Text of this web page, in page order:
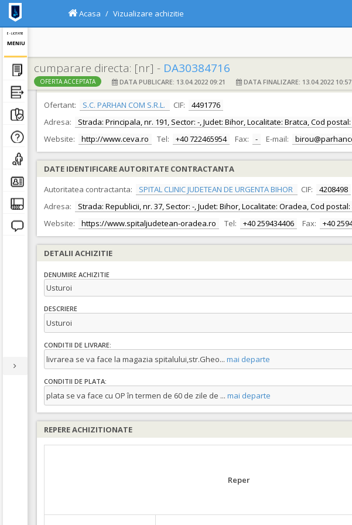
E - LICITATIE
MENIU
Acasa Vizualizare achizitie
cumparare directa: [nr] - DA30384716
OFERTA ACCEPTATA DATA PUBLICARE: 13.04.2022 09:21 DATA FINALIZARE: 13.04.2022 10:57
DATE IDENTIFICARE OFERTANT
Ofertant:
S.C. PARHAN COM S.R.L. CIF:
4491776
Adresa:
Strada: Principala, nr. 191, Sector: -, Judet: Bihor, Localitate: Bratca, Cod postal:
Website:
http://www.ceva.ro Tel: +40 722465954 Fax: - E-mail:
DATE IDENTIFICARE AUTORITATE CONTRACTANTA
Autoritatea contractanta:
SPITAL CLINIC JUDETEAN DE URGENTA BIHOR CIF:
4208498
Adresa:
Strada: Republicii, nr. 37, Sector: -, Judet: Bihor, Localitate: Oradea, Cod postal:
Website:
https://www.spitaljudetean-oradea.ro Tel: +40 259434406 Fax: +40
DETALII ACHIZITIE
DENUMIRE ACHIZITIE
Usturoi
DESCRIERE
Usturoi
CONDITII DE LIVRARE:
livrarea se va face la magazia spitalului,str.Gheo... mai departe
CONDITII DE PLATA:
plata se va face cu OP în termen de 60 de zile de ... mai departe
REPERE ACHIZITIONATE
Reper